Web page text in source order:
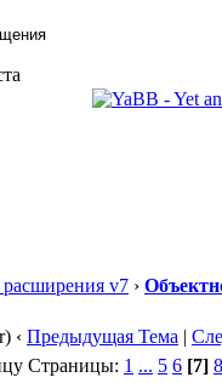
v7 ›
‹ Предыдущая Тема |
Страницы: 1 ... 5 6 [7] 8